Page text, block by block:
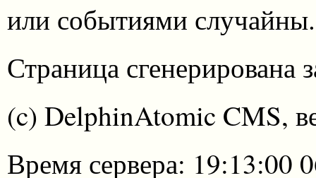
или событиями случайны.
Страница сгенерирована
(c) DelphinAtomic CMS,
Время сервера: 19:13:00